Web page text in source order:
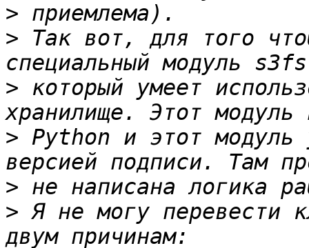
>
> Так вот, для того
> который умеет
> Python и этот модуль
>
> Я не могу перевести